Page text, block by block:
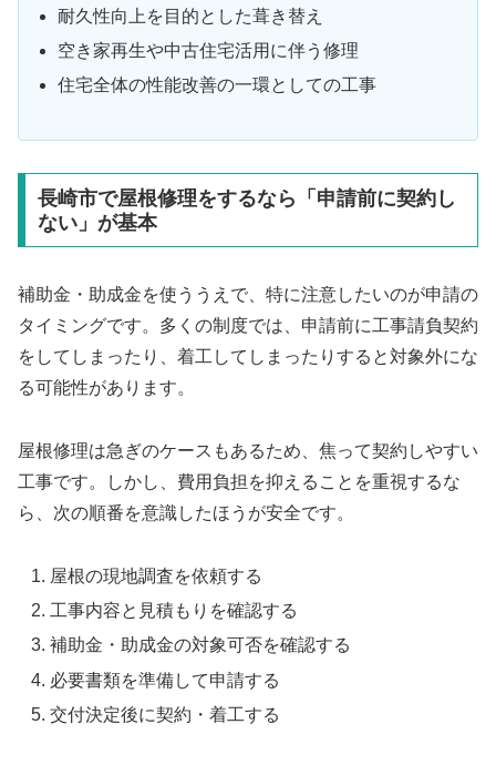
耐久性向上を目的とした葺き替え
空き家再生や中古住宅活用に伴う修理
住宅全体の性能改善の一環としての工事
長崎市で屋根修理をするなら「申請前に契約し
ない」が基本
補助金・助成金を使ううえで、特に注意したいのが申請の
タイミングです。多くの制度では、申請前に工事請負契約
をしてしまったり、着工してしまったりすると対象外にな
る可能性があります。
屋根修理は急ぎのケースもあるため、焦って契約しやすい
工事です。しかし、費用負担を抑えることを重視するな
ら、次の順番を意識したほうが安全です。
屋根の現地調査を依頼する
工事内容と見積もりを確認する
補助金・助成金の対象可否を確認する
必要書類を準備して申請する
交付決定後に契約・着工する